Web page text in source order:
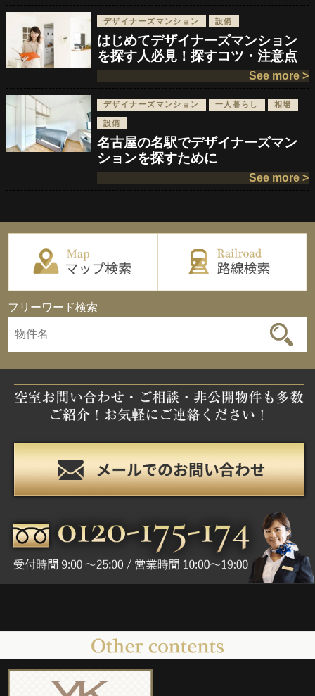
デザイナーズマンション 設備
はじめてデザイナーズマンション
を探す人必見！探すコツ・注意点
See more >
デザイナーズマンション 一人暮らし 相場
設備
名古屋の名駅でデザイナーズマン
ションを探すために
See more >
フリーワード検索